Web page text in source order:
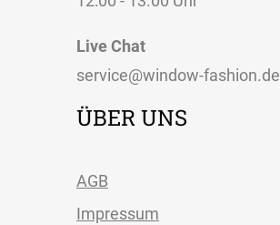
Live Chat
service@window-fashion.de
ÜBER UNS
AGB
Impressum